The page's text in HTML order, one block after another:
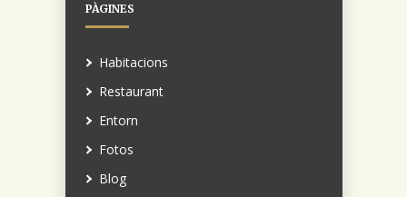
PÀGINES
Habitacions
Restaurant
Entorn
Fotos
Blog